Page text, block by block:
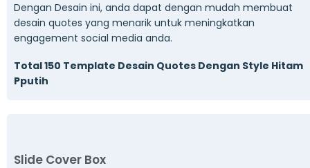
Dengan Desain ini, anda dapat dengan mudah membuat
desain quotes yang menarik untuk meningkatkan
engagement social media anda.
Total 150 Template Desain Quotes Dengan Style Hitam
Pputih
Slide Cover Box